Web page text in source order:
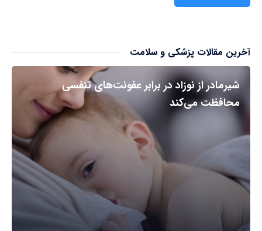
آخرین مقالات پزشکی و سلامت
شیرمادر از نوزاد در برابر عفونت‌های تنفسی
محافظت می‌کند